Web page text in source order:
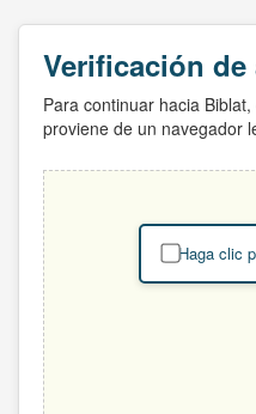
Verificación de
Para continuar hacia
proviene de un navegador
Haga clic